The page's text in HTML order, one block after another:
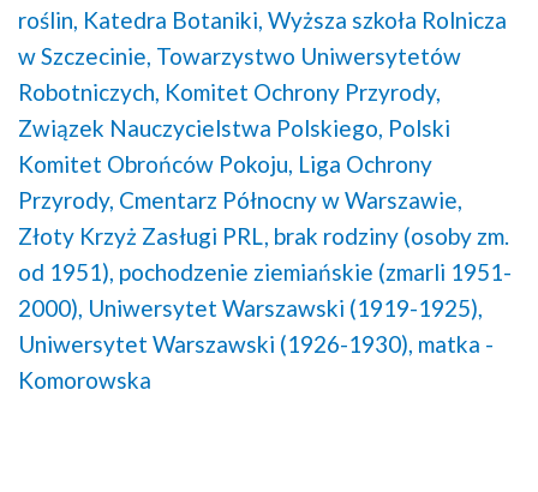
roślin, Katedra Botaniki, Wyższa szkoła Rolnicza
w Szczecinie, Towarzystwo Uniwersytetów
Robotniczych, Komitet Ochrony Przyrody,
Związek Nauczycielstwa Polskiego, Polski
Komitet Obrońców Pokoju, Liga Ochrony
Przyrody, Cmentarz Północny w Warszawie,
Złoty Krzyż Zasługi PRL, brak rodziny (osoby zm.
od 1951), pochodzenie ziemiańskie (zmarli 1951-
2000), Uniwersytet Warszawski (1919-1925),
Uniwersytet Warszawski (1926-1930), matka -
Komorowska